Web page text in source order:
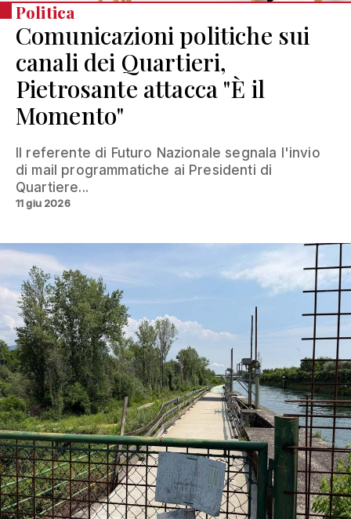
Politica
Comunicazioni politiche sui
canali dei Quartieri,
Pietrosante attacca "È il
Momento"
Il referente di Futuro Nazionale segnala l'invio
di mail programmatiche ai Presidenti di
Quartiere...
11 giu 2026